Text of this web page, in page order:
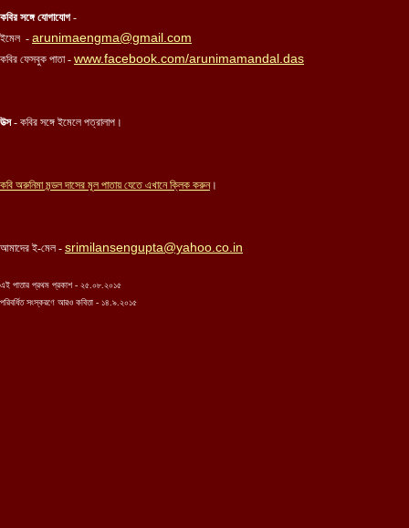
কবির সঙ্গে যোগাযোগ-
ইমেল - arunimaengma@gmail.com
কবির ফেসবুক পাতা - www.facebook.com/arunimamandal.das
উত্স- কবির সঙ্গে ইমেলে পত্রালাপ।
কবি অরুনিমা মন্ডল দাসের মূল পাতায় যেতে এখানে ক্লিক করুন।
আমাদের ই-মেল - srimilansengupta@yahoo.co.in
এই পাতার প্রথম প্রকাশ - ২৫.০৮.২০১৫
পরিবর্ধিত সংস্করণে আরও কবিতা - ১৪.৯.২০১৫